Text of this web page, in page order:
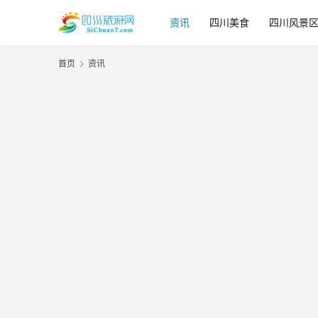
资讯 四川美食 四川风景区
首页 资讯